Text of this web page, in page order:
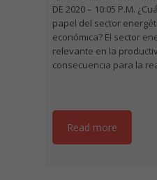
DE 2020 – 10:05 P.M.
papel del sector
económica? El sector
relevante en la
consecuencia para la
Read more